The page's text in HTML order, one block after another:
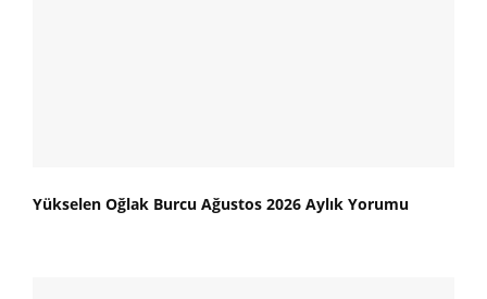
Yükselen Oğlak Burcu Ağustos 2026 Aylık Yorumu